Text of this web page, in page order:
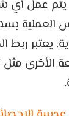
يتم عمل
العملية
يعتبر ربط
الأخرى